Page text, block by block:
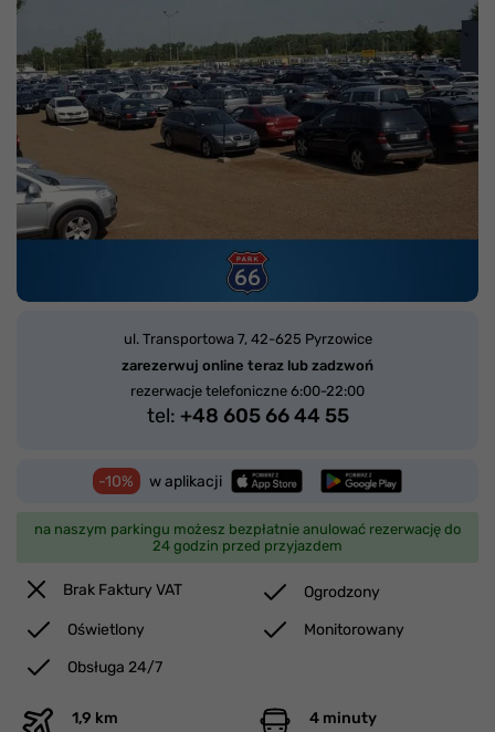
ul. Transportowa 7, 42-625 Pyrzowice
zarezerwuj online teraz lub zadzwoń
rezerwacje telefoniczne 6:00-22:00
tel: +48 605 66 44 55
-10% w aplikacji
na naszym parkingu możesz bezpłatnie anulować rezerwację do
24 godzin przed przyjazdem
Brak Faktury VAT
Ogrodzony
Oświetlony
Monitorowany
Obsługa 24/7
1,9 km
4 minuty